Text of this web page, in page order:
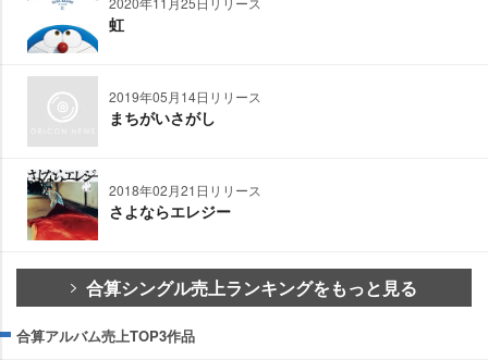
虹
2019年05月14日リリース
まちがいさがし
2018年02月21日リリース
さよならエレジー
合算シングル売上ランキングをもっと見る
合算アルバム売上TOP3作品